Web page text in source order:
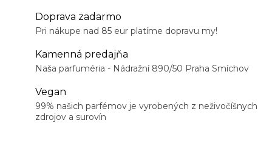
Doprava zadarmo
Pri nákupe nad 85 eur platíme dopravu my!
Kamenná predajňa
Naša parfuméria - Nádražní 890/50 Praha Smíchov
Vegan
99% našich parfémov je vyrobených z neživočíšnych
zdrojov a surovín